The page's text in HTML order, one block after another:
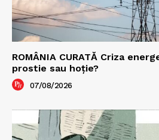
ROMÂNIA CURATĂ Criza
prostie sau hoție?
07/08/2026